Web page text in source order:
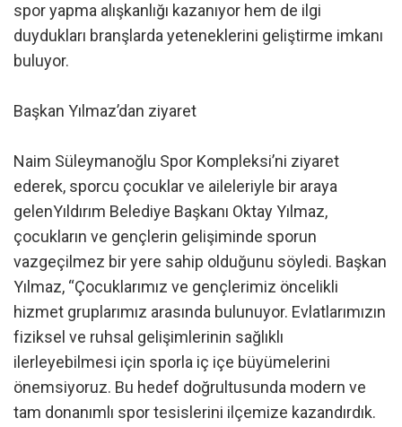
spor yapma alışkanlığı kazanıyor hem de ilgi
duydukları branşlarda yeteneklerini geliştirme imkanı
buluyor.
Başkan Yılmaz’dan ziyaret
Naim Süleymanoğlu Spor Kompleksi’ni ziyaret
ederek, sporcu çocuklar ve aileleriyle bir araya
gelenYıldırım Belediye Başkanı Oktay Yılmaz,
çocukların ve gençlerin gelişiminde sporun
vazgeçilmez bir yere sahip olduğunu söyledi. Başkan
Yılmaz, “Çocuklarımız ve gençlerimiz öncelikli
hizmet gruplarımız arasında bulunuyor. Evlatlarımızın
fiziksel ve ruhsal gelişimlerinin sağlıklı
ilerleyebilmesi için sporla iç içe büyümelerini
önemsiyoruz. Bu hedef doğrultusunda modern ve
tam donanımlı spor tesislerini ilçemize kazandırdık.